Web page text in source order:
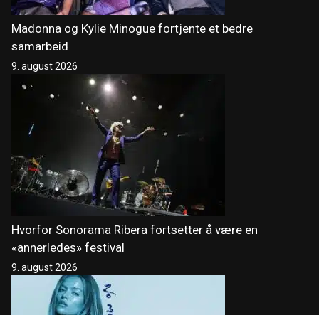
Madonna og Kylie Minogue fortjente et bedre
samarbeid
9. august 2026
Hvorfor Sonorama Ribera fortsetter å være en
«annerledes» festival
9. august 2026